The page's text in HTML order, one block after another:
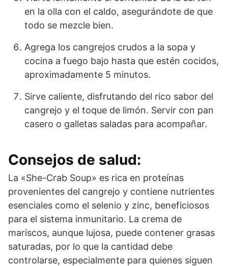
en la olla con el caldo, asegurándote de que
todo se mezcle bien.
Agrega los cangrejos crudos a la sopa y
cocina a fuego bajo hasta que estén cocidos,
aproximadamente 5 minutos.
Sirve caliente, disfrutando del rico sabor del
cangrejo y el toque de limón. Servir con pan
casero o galletas saladas para acompañar.
Consejos de salud:
La «She-Crab Soup» es rica en proteínas
provenientes del cangrejo y contiene nutrientes
esenciales como el selenio y zinc, beneficiosos
para el sistema inmunitario. La crema de
mariscos, aunque lujosa, puede contener grasas
saturadas, por lo que la cantidad debe
controlarse, especialmente para quienes siguen